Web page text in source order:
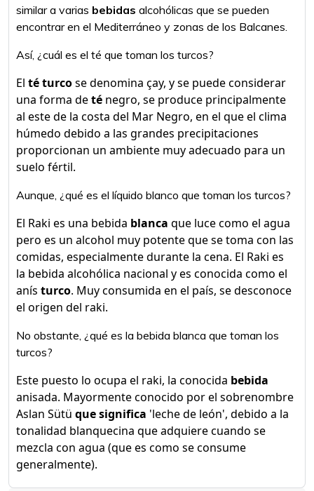
similar a varias bebidas alcohólicas que se pueden
encontrar en el Mediterráneo y zonas de los Balcanes.
Así, ¿cuál es el té que toman los turcos?
El té turcose denomina çay, y se puede considerar
una forma deté negro, se produce principalmente
al este de la costa del Mar Negro, en el que el clima
húmedo debido a las grandes precipitaciones
proporcionan un ambiente muy adecuado para un
suelo fértil.
Aunque, ¿qué es el líquido blanco que toman los turcos?
El Raki es una bebida blanca que luce como el agua
pero es un alcohol muy potente que se toma con las
comidas, especialmente durante la cena. El Raki es
la bebida alcohólica nacional y es conocida como el
anís turco. Muy consumida en el país, se desconoce
el origen del raki.
No obstante, ¿qué es la bebida blanca que toman los
turcos?
Este puesto lo ocupa el raki, la conocida bebida
anisada. Mayormente conocido por el sobrenombre
Aslan Sütü que significa 'leche de león', debido a la
tonalidad blanquecina que adquiere cuando se
mezcla con agua (que es como se consume
generalmente).